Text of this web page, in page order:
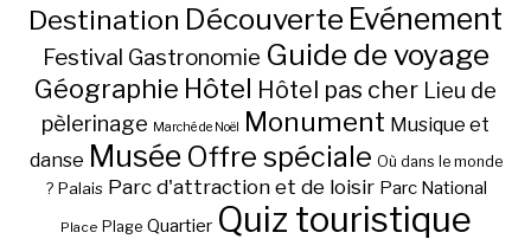
Destination Découverte Evénement
Festival Gastronomie Guide de voyage
Géographie Hôtel Hôtel pas cher Lieu de
pèlerinage Marché de Noël Monument Musique et
danse Musée Offre spéciale Où dans le monde
? Palais Parc d'attraction et de loisir Parc National
Place Plage Quartier Quiz touristique